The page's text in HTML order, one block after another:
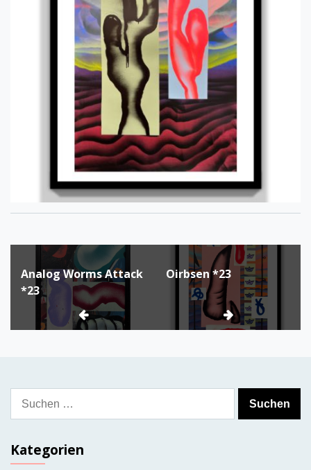
Beitragsnavigation
Analog Worms Attack
*23
Oirbsen *23
Suchen
nach:
Kategorien